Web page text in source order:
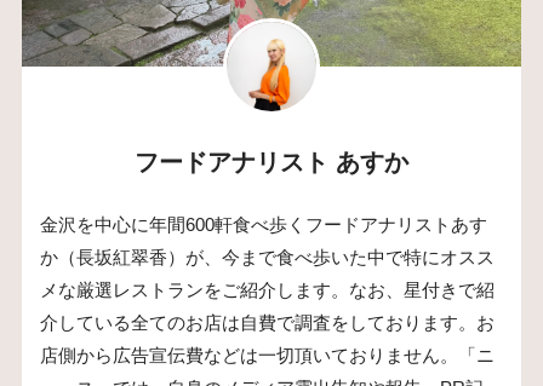
フードアナリスト あすか
金沢を中心に年間600軒食べ歩くフードアナリストあす
か（長坂紅翠香）が、今まで食べ歩いた中で特にオスス
メな厳選レストランをご紹介します。なお、星付きで紹
介している全てのお店は自費で調査をしております。お
店側から広告宣伝費などは一切頂いておりません。「ニ